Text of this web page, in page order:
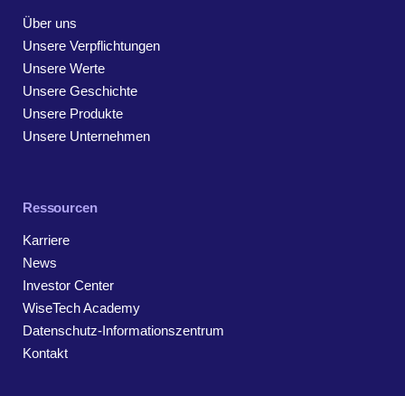
Über uns
Unsere Verpflichtungen
Unsere Werte
Unsere Geschichte
Unsere Produkte
Unsere Unternehmen
Ressourcen
Karriere
News
Investor Center
WiseTech Academy
Datenschutz-Informationszentrum
Kontakt